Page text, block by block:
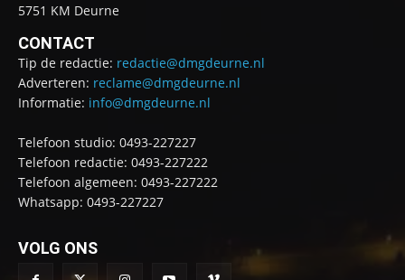
5751 KM Deurne
CONTACT
Tip de redactie: redactie@dmgdeurne.nl
Adverteren: reclame@dmgdeurne.nl
Informatie: info@dmgdeurne.nl
Telefoon studio: 0493-227227
Telefoon redactie: 0493-227222
Telefoon algemeen: 0493-227222
Whatsapp: 0493-227227
VOLG ONS